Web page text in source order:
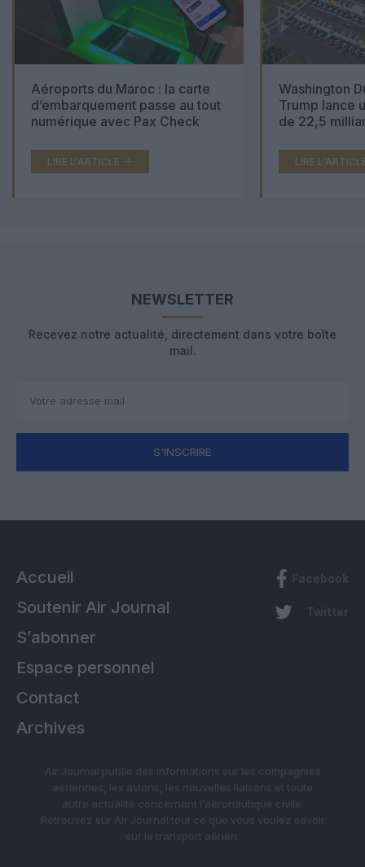
Aéroports du Maroc : la carte
d’embarquement passe au tout
numérique avec Pax Check
LIRE L'ARTICLE
Washington
Trump lance
de 22,5
LIRE
NEWSLETTER
Recevez notre actualité, directement dans votre boîte
mail.
S'INSCRIRE
Accueil
Soutenir Air Journal
S’abonner
Espace personnel
Contact
Archives